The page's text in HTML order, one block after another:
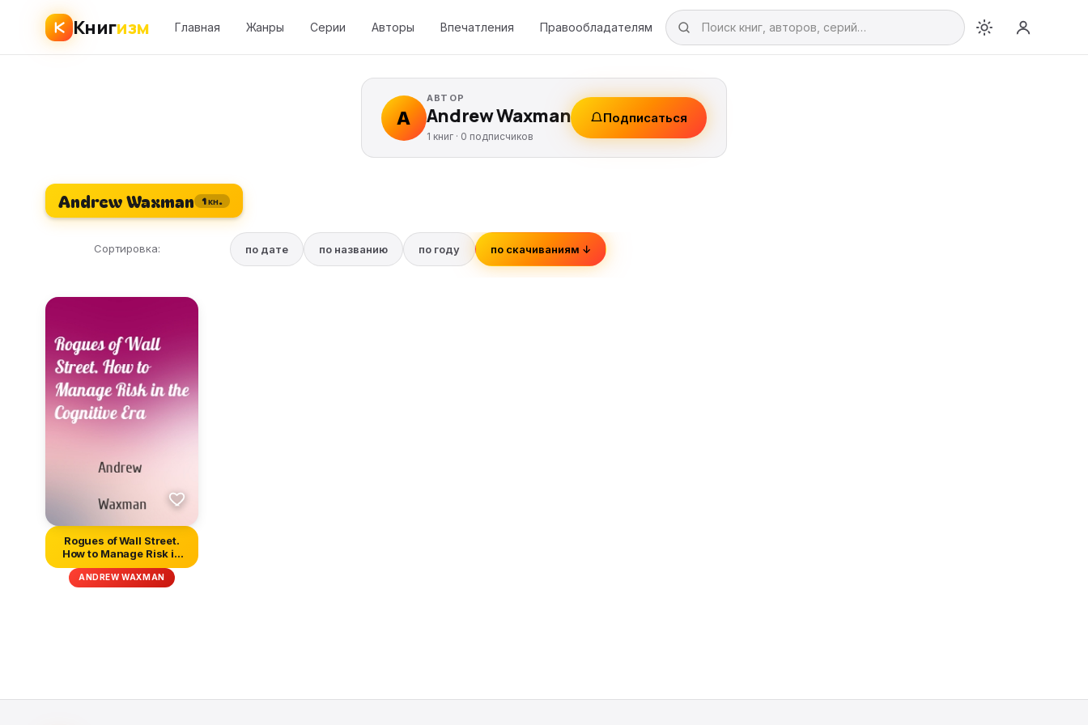
Книгизм Главная Жанры Серии Авторы Впечатления Правообладателям
A
АВТОР
Andrew Waxman
1 книг · 0 подписчиков
Подписаться
Andrew Waxman 1 кн.
Сортировка: по дате по названию по году по скачиваниям ↓
Rogues of Wall Street.
How to Manage Risk in
the C...
ANDREW WAXMAN